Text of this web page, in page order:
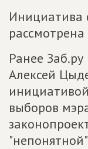
Инициатива
Ранее
Алексей
выборов